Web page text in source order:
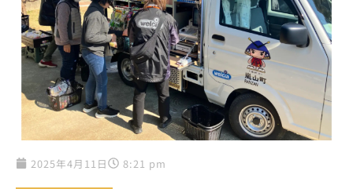
2025年4月11日 8:21 pm